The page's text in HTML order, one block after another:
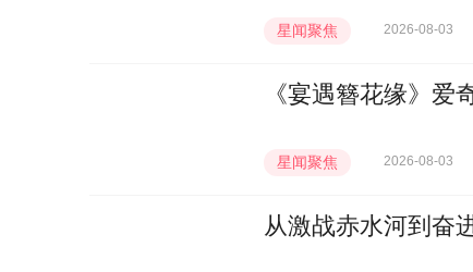
星闻聚焦 2026-08-03
《宴遇簪花缘》爱
星闻聚焦 2026-08-03
从激战赤水河到奋